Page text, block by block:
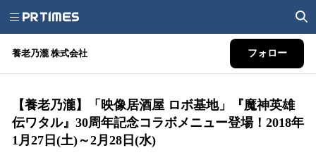
養老乃瀧 株式会社 フォロー
【養老乃瀧】「映像居酒屋 ロボ基地」『魔神英雄
伝ワタル』30周年記念コラボメニュー登場！2018年
1月27日(土)～2月28日(水)